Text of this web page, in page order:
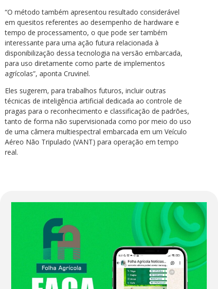
“O método também apresentou resultado considerável
em quesitos referentes ao desempenho de hardware e
tempo de processamento, o que pode ser também
interessante para uma ação futura relacionada à
disponibilização dessa tecnologia na versão embarcada,
para uso diretamente como parte de implementos
agrícolas”, aponta Cruvinel.
Eles sugerem, para trabalhos futuros, incluir outras
técnicas de inteligência artificial dedicada ao controle de
pragas para o reconhecimento e classificação de padrões,
tanto de forma não supervisionada como por meio do uso
de uma câmera multiespectral embarcada em um Veículo
Aéreo Não Tripulado (VANT) para operação em tempo
real.